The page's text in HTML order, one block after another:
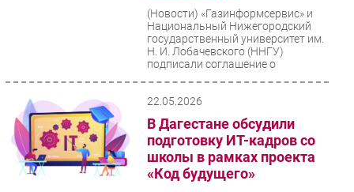
(Новости) «Газинформсервис» и
Национальный Нижегородский
государственный университет им.
Н. И. Лобачевского (ННГУ)
подписали соглашение о
22.05.2026
В Дагестане обсудили
подготовку ИТ-кадров со
школы в рамках проекта
«Код будущего»